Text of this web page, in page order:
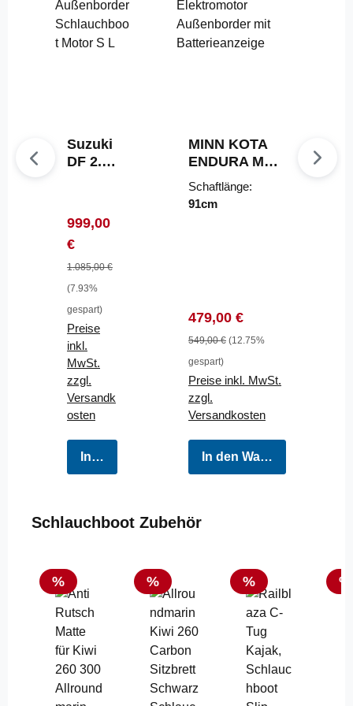
Suzuki
DF 2.5
chboot
Motor
S L
Verkaufspreis:
999,00
€
1.085,00 €
(7.93%
gespart)
Preise
inkl.
MwSt.
zzgl.
Versandk
osten
In den Warenkorb
MINN KOTA
ENDURA MAX
55
Elektromotor
Außenborder
Schaftlänge:
91cm
Verkaufspreis:
479,00 €
549,00 € (12.75%
gespart)
Preise inkl. MwSt.
zzgl.
Versandkosten
In den Warenkorb
Produktgalerie überspringen
Schlauchboot Zubehör
Rabatt
% Rabatt
% Rabatt
% %